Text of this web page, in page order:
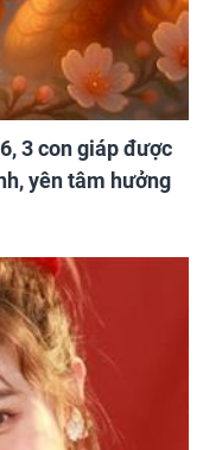
3 con giáp được
yên tâm hưởng